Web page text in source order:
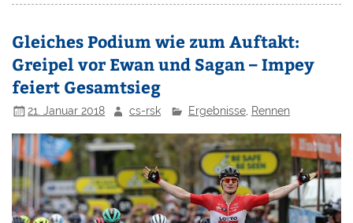
Gleiches Podium wie zum Auftakt:
Greipel vor Ewan und Sagan – Impey
feiert Gesamtsieg
21. Januar 2018 cs-rsk Ergebnisse, Rennen